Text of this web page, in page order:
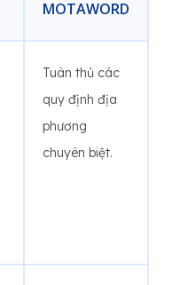
MOTAWORD
Tuân thủ các
quy định địa
phương
chuyên biệt.